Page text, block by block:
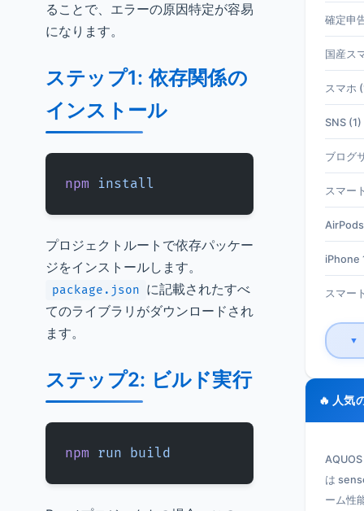
ることで、エラーの原因特定が容易
になります。
ステップ1: 依存関係の
インストール
npm install
プロジェクトルートで依存パッケー
ジをインストールします。
package.json に記載されたすべ
てのライブラリがダウンロードされ
ます。
ステップ2: ビルド実行
npm run build
確定申
国産ス
スマホ
SNS (1)
ブログ
スマー
iPhone
スマー
▼
🔥 人気
は
ーム性